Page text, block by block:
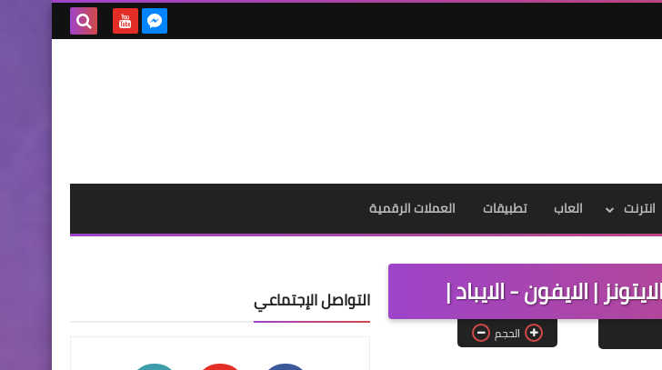
انترنت العاب تطبيقات العملات الرقمية
الحجم
التواصل الإجتماعي